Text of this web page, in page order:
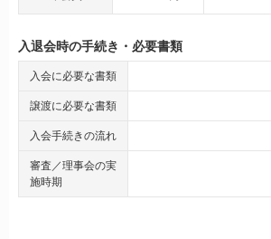
入退会時の手続き・必要書類
入会に必要な書類
譲渡に必要な書類
入会手続きの流れ
審査／理事会の実
施時期